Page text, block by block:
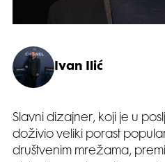
Ivan Ilić
Slavni dizajner, koji je u
doživio veliki porast
društvenim mrežama,